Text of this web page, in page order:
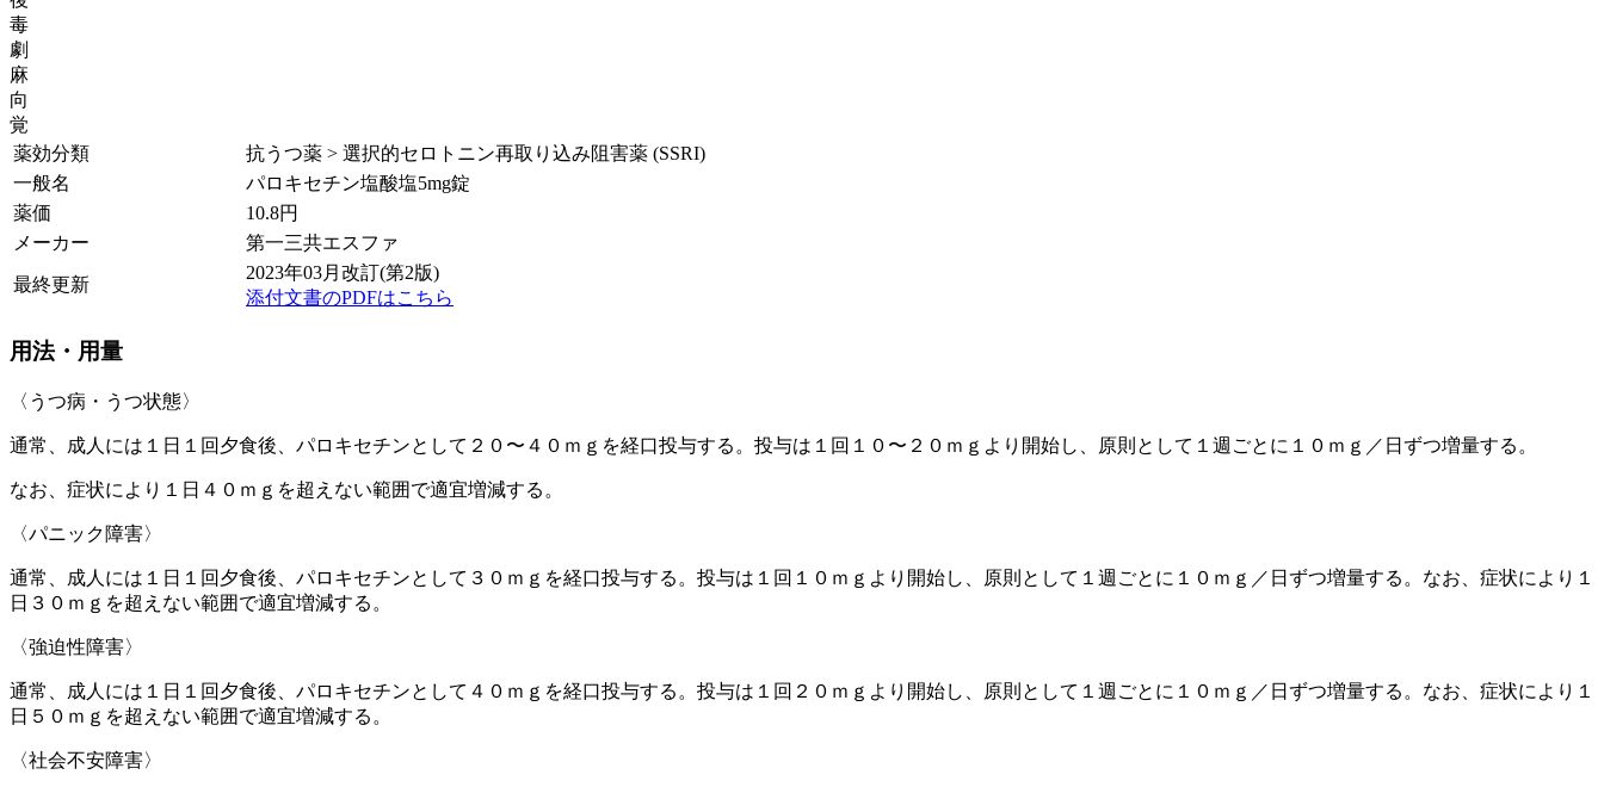
毒
劇
麻
向
覚
薬効分類
抗うつ薬 > 選択的セロトニン再取り込み阻害薬 (SSRI)
一般名
パロキセチン塩酸塩5mg錠
薬価
10.8円
メーカー
第一三共エスファ
最終更新
2023年03月改訂(第2版)
添付文書のPDFはこちら
用法・用量
〈うつ病・うつ状態〉
通常、成人には１日１回夕食後、パロキセチンとして２０〜４０ｍｇを経口投与する。投与は１回１０〜２０ｍｇより開始し、原則として１週ごとに１０ｍｇ／日ずつ増量する。
なお、症状により１日４０ｍｇを超えない範囲で適宜増減する。
〈パニック障害〉
通常、成人には１日１回夕食後、パロキセチンとして３０ｍｇを経口投与する。投与は１回１０ｍｇより開始し、原則として１週ごとに１０ｍｇ／日ずつ増量する。なお、症状により１
日３０ｍｇを超えない範囲で適宜増減する。
〈強迫性障害〉
通常、成人には１日１回夕食後、パロキセチンとして４０ｍｇを経口投与する。投与は１回２０ｍｇより開始し、原則として１週ごとに１０ｍｇ／日ずつ増量する。なお、症状により１
日５０ｍｇを超えない範囲で適宜増減する。
〈社会不安障害〉